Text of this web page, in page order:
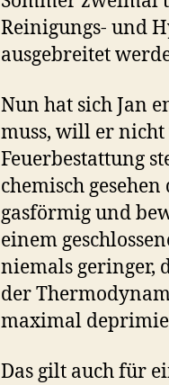
Reinigungs- und
ausgebreitet
Nun hat sich Jan
muss, will er
Feuerbestattung
chemisch
gasförmig und
einem
niemals geringer,
der
maximal
Das gilt auch für